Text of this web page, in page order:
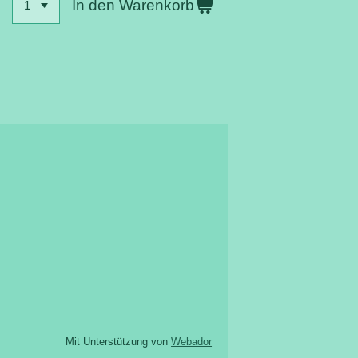
In den Warenkorb
Mit Unterstützung vonWebador